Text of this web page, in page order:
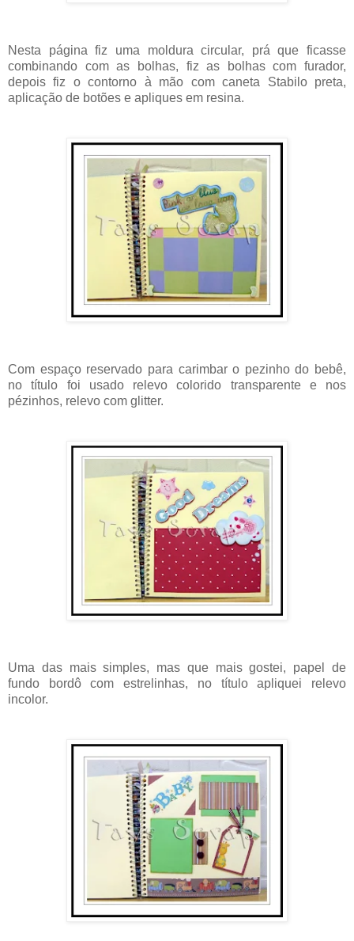
Nesta página fiz uma moldura circular, prá que ficasse
combinando com as bolhas, fiz as bolhas com furador,
depois fiz o contorno à mão com caneta Stabilo preta,
aplicação de botões e apliques em resina.
Com espaço reservado para carimbar o pezinho do bebê,
no título foi usado relevo colorido transparente e nos
pézinhos, relevo com glitter.
Uma das mais simples, mas que mais gostei, papel de
fundo bordô com estrelinhas, no título apliquei relevo
incolor.